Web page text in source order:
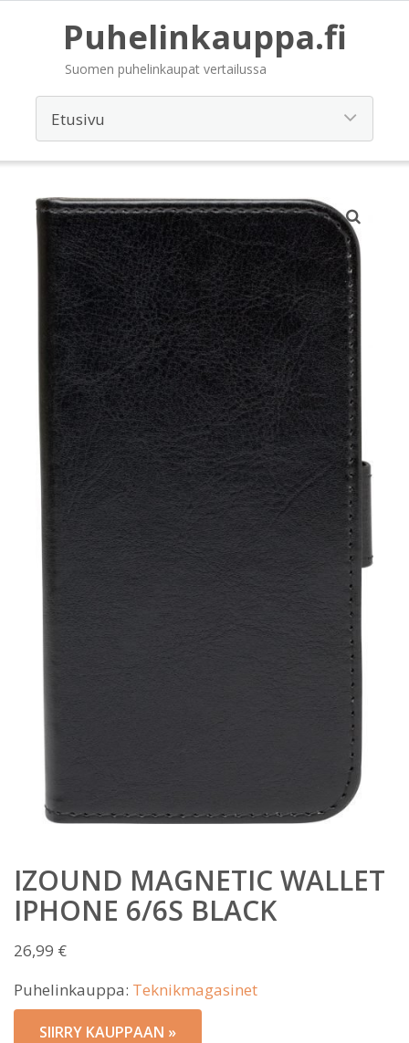
Puhelinkauppa.fi
Suomen puhelinkaupat vertailussa
IZOUND MAGNETIC WALLET
IPHONE 6/6S BLACK
26,99 €
Puhelinkauppa: Teknikmagasinet
SIIRRY KAUPPAAN »